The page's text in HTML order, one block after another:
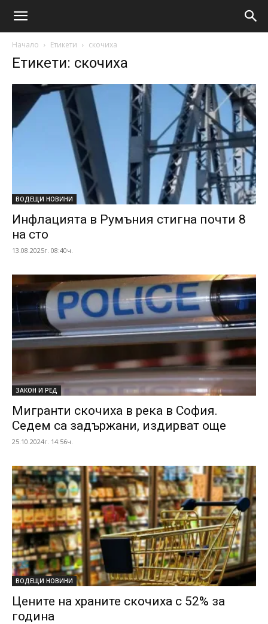
Начало Етикети скочиха
Етикети: скочиха
ВОДЕЩИ НОВИНИ
Инфлацията в Румъния стигна почти 8
на сто
13.08.2025г. 08:40ч.
ЗАКОН И РЕД
Мигранти скочиха в река в София.
Седем са задържани, издирват още
25.10.2024г. 14:56ч.
ВОДЕЩИ НОВИНИ
Цените на храните скочиха с 52% за
година